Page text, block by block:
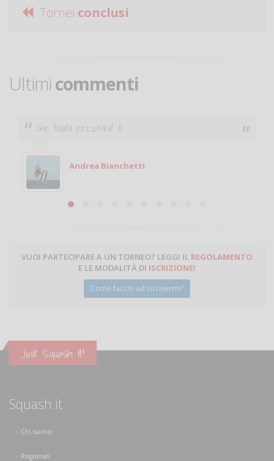
Tornei conclusi
Ultimi commenti
Che figata pazzesca! :O
Andrea Bianchetti
VUOI PARTECIPARE A UN TORNEO? LEGGI IL REGOLAMENTO
E LE MODALITÀ DI ISCRIZIONE!
Come faccio ad iscrivermi?
Just Squash It!
Squash.it
Chi siamo
Registrati